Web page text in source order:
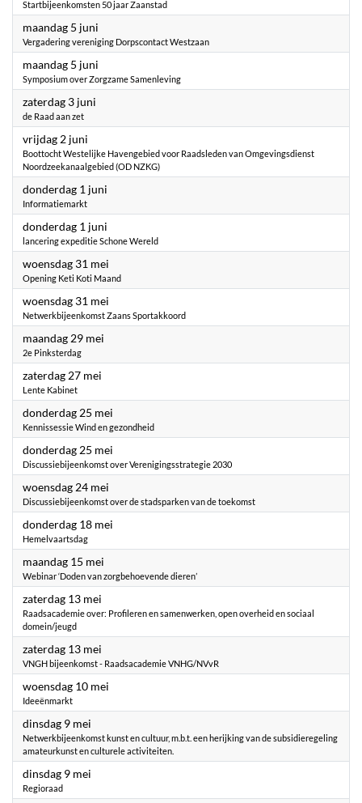
Startbijeenkomsten 50 jaar Zaanstad
maandag 5 juni
Vergadering vereniging Dorpscontact Westzaan
maandag 5 juni
Symposium over Zorgzame Samenleving
zaterdag 3 juni
de Raad aan zet
vrijdag 2 juni
Boottocht Westelijke Havengebied voor Raadsleden van Omgevingsdienst
Noordzeekanaalgebied (OD NZKG)
donderdag 1 juni
Informatiemarkt
donderdag 1 juni
lancering expeditie Schone Wereld
woensdag 31 mei
Opening Keti Koti Maand
woensdag 31 mei
Netwerkbijeenkomst Zaans Sportakkoord
maandag 29 mei
2e Pinksterdag
zaterdag 27 mei
Lente Kabinet
donderdag 25 mei
Kennissessie Wind en gezondheid
donderdag 25 mei
Discussiebijeenkomst over Verenigingsstrategie 2030
woensdag 24 mei
Discussiebijeenkomst over de stadsparken van de toekomst
donderdag 18 mei
Hemelvaartsdag
maandag 15 mei
Webinar ‘Doden van zorgbehoevende dieren’
zaterdag 13 mei
Raadsacademie over: Profileren en samenwerken, open overheid en sociaal
domein/jeugd
zaterdag 13 mei
VNGH bijeenkomst - Raadsacademie VNHG/NVvR
woensdag 10 mei
Ideeënmarkt
dinsdag 9 mei
Netwerkbijeenkomst kunst en cultuur, m.b.t. een herijking van de subsidieregeling
amateurkunst en culturele activiteiten.
dinsdag 9 mei
Regioraad